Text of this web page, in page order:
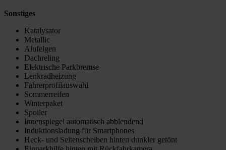
Sonstiges
Katalysator
Metallic
Alufelgen
Dachreling
Elektrische Parkbremse
Lenkradheizung
Fahrerprofilauswahl
Sommerreifen
Winterpaket
Spoiler
Innenspiegel automatisch abblendend
Induktionsladung für Smartphones
Heck- und Seitenscheiben hinten dunkler getönt